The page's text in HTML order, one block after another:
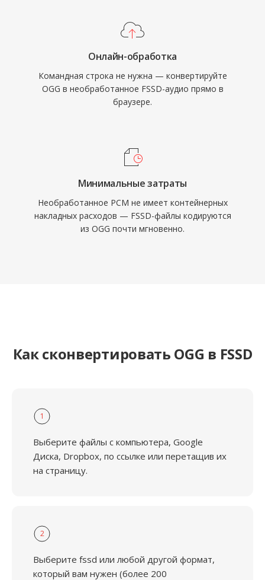
Онлайн-обработка
Командная строка не нужна — конвертируйте
OGG в необработанное FSSD-аудио прямо в
браузере.
Минимальные затраты
Необработанное PCM не имеет контейнерных
накладных расходов — FSSD-файлы кодируются
из OGG почти мгновенно.
Как сконвертировать OGG в FSSD
1
Выберите файлы с компьютера, Google
Диска, Dropbox, по ссылке или перетащив их
на страницу.
2
Выберите fssd или любой другой формат,
который вам нужен (более 200